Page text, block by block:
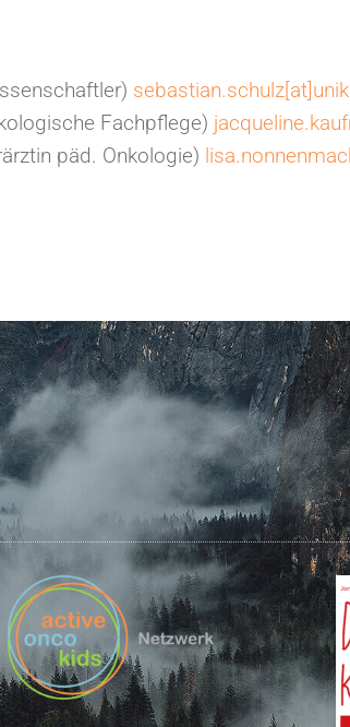
Fachpflege)
päd. Onkologie)